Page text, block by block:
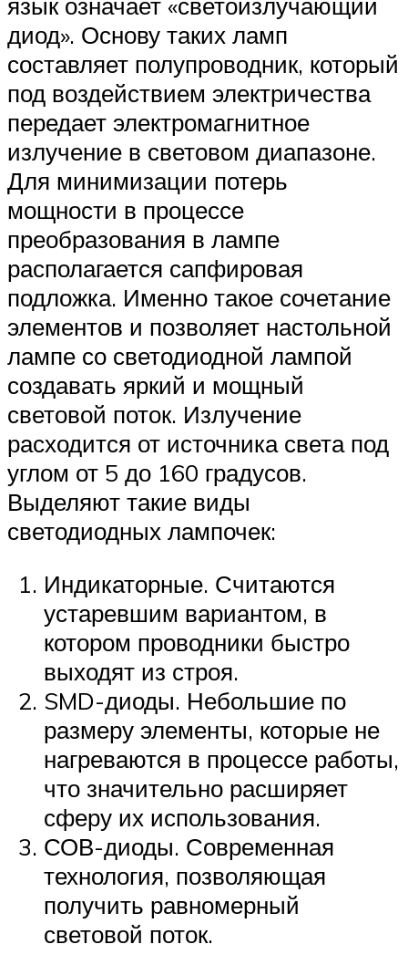
диод». Основу таких ламп
составляет полупроводник, который
под воздействием электричества
передает электромагнитное
излучение в световом диапазоне.
Для минимизации потерь
мощности в процессе
преобразования в лампе
располагается сапфировая
подложка. Именно такое сочетание
элементов и позволяет настольной
лампе со светодиодной лампой
создавать яркий и мощный
световой поток. Излучение
расходится от источника света под
углом от 5 до 160 градусов.
Выделяют такие виды
светодиодных лампочек:
Индикаторные. Считаются
устаревшим вариантом, в
котором проводники быстро
выходят из строя.
SMD-диоды. Небольшие по
размеру элементы, которые не
нагреваются в процессе работы,
что значительно расширяет
сферу их использования.
СОВ-диоды. Современная
технология, позволяющая
получить равномерный
световой поток.